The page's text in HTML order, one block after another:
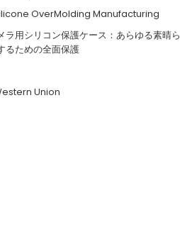
OverMolding Manufacturing
ラ用シリコン保護ケース：あらゆる素晴ら
るための全面保護
Union